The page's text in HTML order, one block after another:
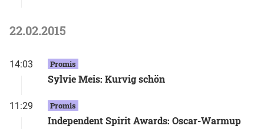
22.02.2015
14:03 Promis
Sylvie Meis: Kurvig schön
11:29 Promis
Independent Spirit Awards: Oscar-Warmup